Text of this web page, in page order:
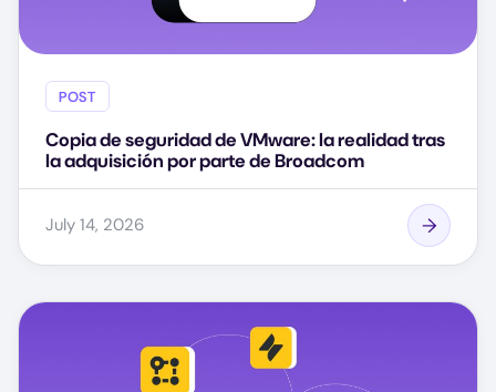
POST
Copia de seguridad de VMware: la realidad tras
la adquisición por parte de Broadcom
July 14, 2026